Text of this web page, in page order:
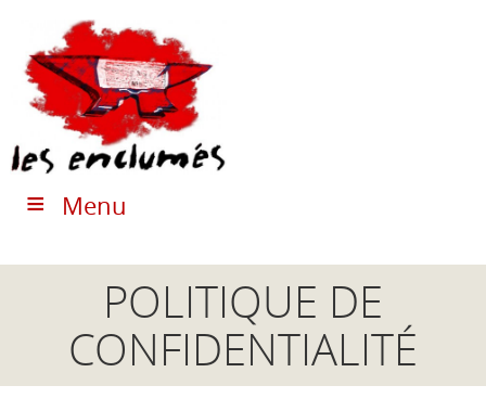
Menu
POLITIQUE DE
CONFIDENTIALITÉ